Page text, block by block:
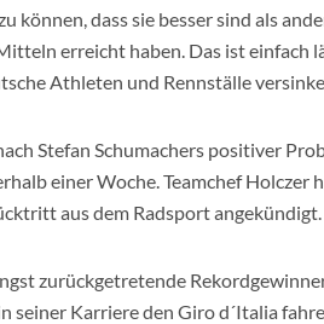
können, dass sie besser sind als
erreicht haben. Das ist einfach
Athleten und Rennställe
Stefan Schumachers positiver
einer Woche. Teamchef Holczer
aus dem Radsport angekündigt.
zurückgetretende
seiner Karriere den Giro d´Italia